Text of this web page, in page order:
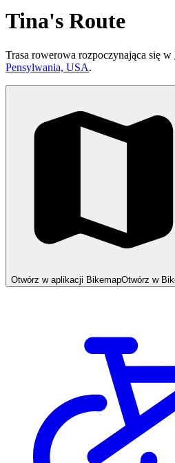
Tina's Route
Trasa rowerowa rozpoczynająca się w
Pensylwania, USA.
Otwórz w aplikacji BikemapOtwórz w